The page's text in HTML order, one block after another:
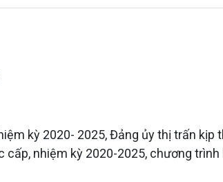
kỳ 2020- 2025, Đảng ủy thị trấn
nhiệm kỳ 2020-2025, chương